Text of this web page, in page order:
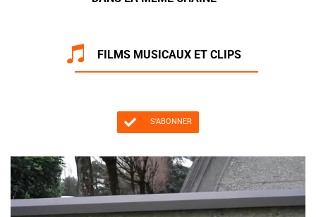
FILMS MUSICAUX ET CLIPS
S'ABONNER